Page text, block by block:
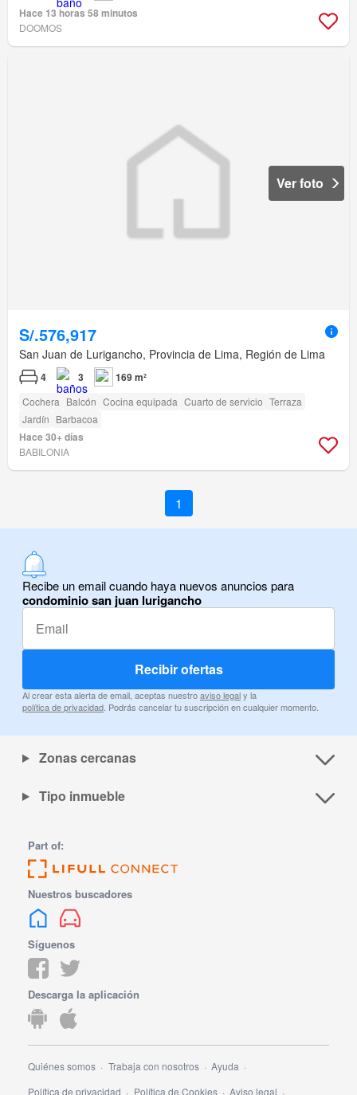
Hace 13 horas 58 minutos
DOOMOS
Ver foto
S/.576,917
San Juan de Lurigancho, Provincia de Lima, Región de Lima
4 3 169 m²
Cochera Balcón Cocina equipada Cuarto de servicio Terraza
Jardín Barbacoa
Hace 30+ días
BABILONIA
1
Recibe un email cuando haya nuevos anuncios para
condominio san juan lurigancho
Recibir ofertas
Al crear esta alerta de email, aceptas nuestroaviso legaly la
política de privacidad . Podrás cancelar tu suscripción en cualquier momento.
Zonas cercanas
Tipo inmueble
Part of:
Nuestros buscadores
Síguenos
Descarga la aplicación
Quiénes somos Trabaja con nosotros
Ayuda
Política de privacidad
Política de Cookies Aviso legal